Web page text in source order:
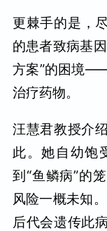
更棘手的是，
的患者致病基
方案”的困境
治疗药物。
汪慧君教授介
此。她自幼饱
到“鱼鳞病”的
风险一概未知
后代会遗传此